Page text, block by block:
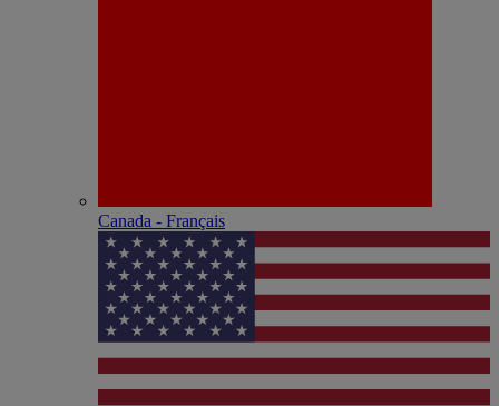
Canada - Français